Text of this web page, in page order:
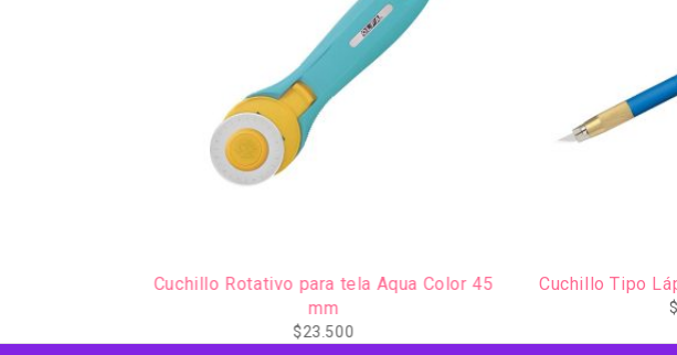
Rotativo para tela Aqua Color 45
Cuchillo Tipo Lápiz ángulo de 30° Azul